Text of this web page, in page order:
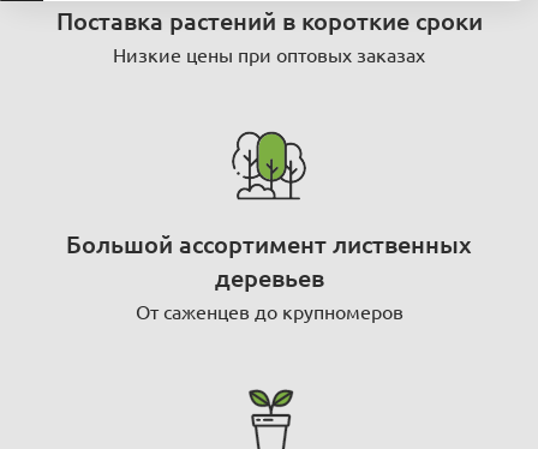
Поставка растений в короткие сроки
Низкие цены при оптовых заказах
Большой ассортимент лиственных
деревьев
От саженцев до крупномеров